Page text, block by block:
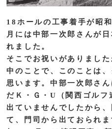
18ホールの工事着手が昭
月には中部一次郎さんが
れました。
そこでお祝いがありまし
中のことで、このことは
思います。中部一次郎さ
だＫ・Ｇ・U（関西ゴルフ
出ていませんでしたから
て、門司から出ておられ